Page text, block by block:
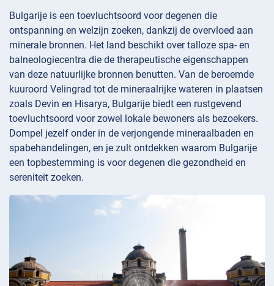
Bulgarije is een toevluchtsoord voor degenen die
ontspanning en welzijn zoeken, dankzij de overvloed aan
minerale bronnen. Het land beschikt over talloze spa- en
balneologiecentra die de therapeutische eigenschappen
van deze natuurlijke bronnen benutten. Van de beroemde
kuuroord Velingrad tot de mineraalrijke wateren in plaatsen
zoals Devin en Hisarya, Bulgarije biedt een rustgevend
toevluchtsoord voor zowel lokale bewoners als bezoekers.
Dompel jezelf onder in de verjongende mineraalbaden en
spabehandelingen, en je zult ontdekken waarom Bulgarije
een topbestemming is voor degenen die gezondheid en
sereniteit zoeken.